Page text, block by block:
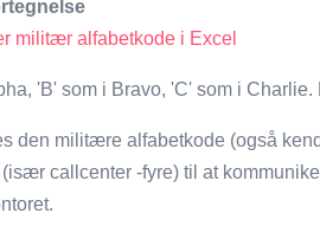
militær alfabetkode i Excel
'B' som i Bravo, 'C' som i
den militære alfabetkode (også
callcenter -fyre) til at